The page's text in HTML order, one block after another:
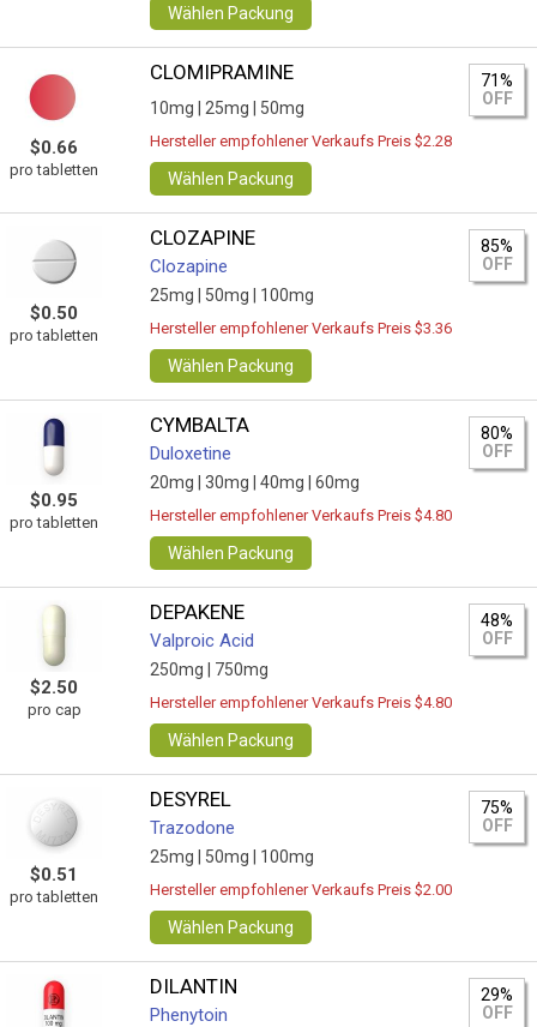
Wählen Packung
$0.66
pro tabletten
CLOMIPRAMINE
10mg | 25mg | 50mg
71%
OFF
Hersteller empfohlener Verkaufs Preis $2.28
Wählen Packung
$0.50
pro tabletten
CLOZAPINE
Clozapine
25mg | 50mg | 100mg
85%
OFF
Hersteller empfohlener Verkaufs Preis $3.36
Wählen Packung
$0.95
pro tabletten
CYMBALTA
Duloxetine
20mg | 30mg | 40mg | 60mg
80%
OFF
Hersteller empfohlener Verkaufs Preis $4.80
Wählen Packung
$2.50
pro cap
DEPAKENE
Valproic Acid
250mg | 750mg
48%
OFF
Hersteller empfohlener Verkaufs Preis $4.80
Wählen Packung
$0.51
pro tabletten
DESYREL
Trazodone
25mg | 50mg | 100mg
75%
OFF
Hersteller empfohlener Verkaufs Preis $2.00
Wählen Packung
DILANTIN
Phenytoin
29%
OFF